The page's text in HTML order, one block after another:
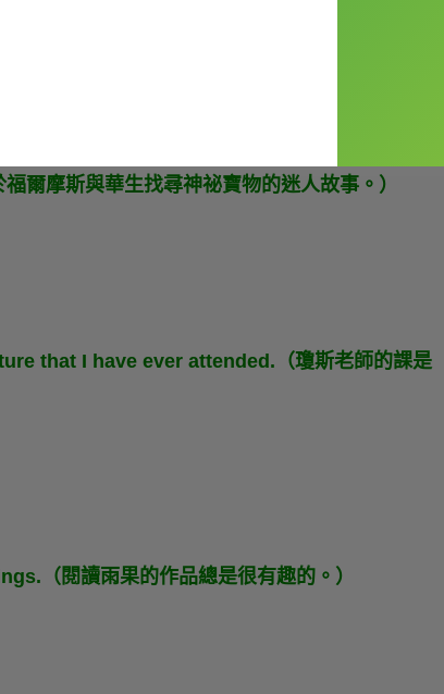
Holmes and Watson searching for
爾摩斯與華生找尋神祕寶物的迷人故事。）
that I have ever attended.（瓊斯老師的課是
（閱讀雨果的作品總是很有趣的。）